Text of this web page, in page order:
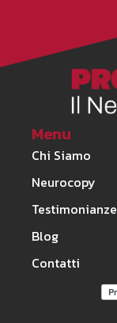
Menu
Chi Siamo
Neurocopy
Testimonianze
Blog
Contatti